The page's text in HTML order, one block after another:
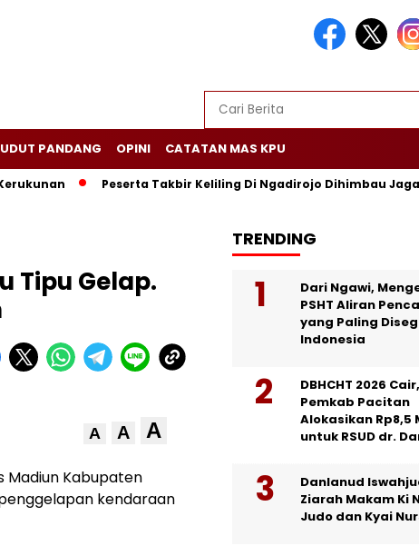
PANDANG OPINI CATATAN MAS KPU
Peserta Takbir Keliling Di Ngadirojo Dihimbau
Tipu Gelap.
A A A
Madiun Kabupaten
kendaraan
TRENDING
Dari Ngawi,
PSHT Aliran
yang Paling
Indonesia
DBHCHT 2026 Cair,
Pemkab Pacitan
Alokasikan Rp8,5
untuk RSUD dr.
Danlanud
Ziarah Makam Ki
Judo dan Kyai